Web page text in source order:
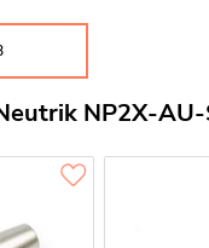
NP2X-AU-